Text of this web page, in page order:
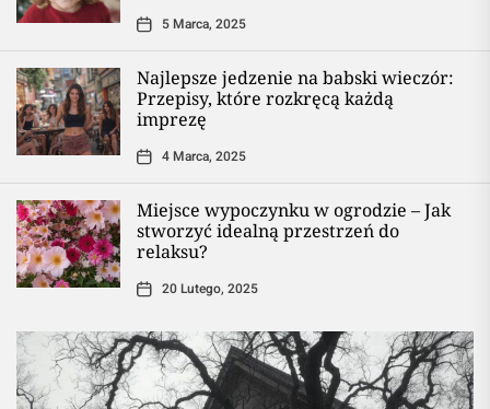
5 Marca, 2025
Najlepsze jedzenie na babski wieczór:
Przepisy, które rozkręcą każdą
imprezę
4 Marca, 2025
Miejsce wypoczynku w ogrodzie – Jak
stworzyć idealną przestrzeń do
relaksu?
20 Lutego, 2025